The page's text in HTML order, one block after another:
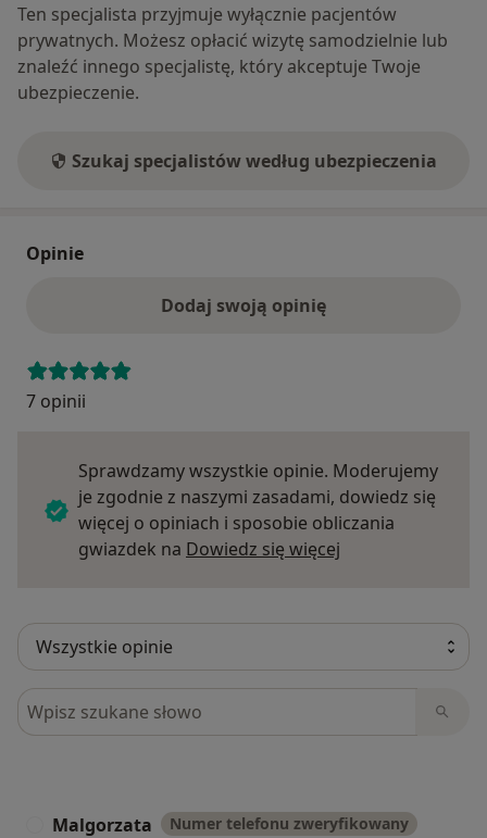
Ten specjalista przyjmuje wyłącznie pacjentów
prywatnych. Możesz opłacić wizytę samodzielnie lub
znaleźć innego specjalistę, który akceptuje Twoje
ubezpieczenie.
Szukaj specjalistów według ubezpieczenia
Opinie
Dodaj swoją opinię
7 opinii
Sprawdzamy wszystkie opinie. Moderujemy
je zgodnie z naszymi zasadami, dowiedz się
więcej o opiniach i sposobie obliczania
gwiazdek na Dowiedz się więcej
Szukaj w opiniach
Malgorzata Numer telefonu zweryfikowany